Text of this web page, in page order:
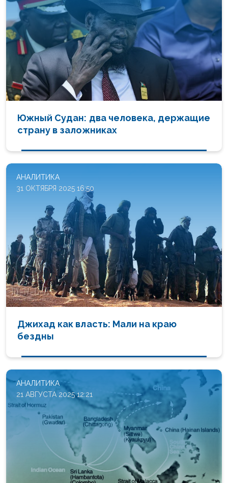
Южный Судан: два человека, держащие
страну в заложниках
АНАЛИТИКА
31 ОКТЯБРЯ 2025 16:50
Джихад как власть: Мали на краю
бездны
АНАЛИТИКА
21 АВГУСТА 2025 12:21